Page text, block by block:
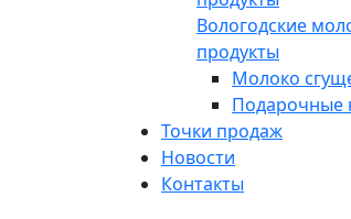
Вологодские
продукты
Молоко
Подарочные
Точки продаж
Новости
Контакты